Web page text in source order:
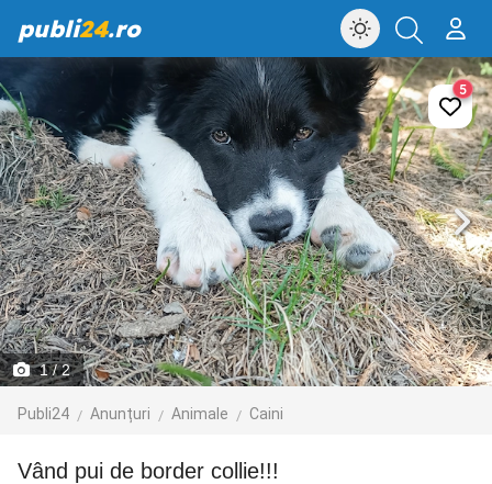
publi24.ro
1/ 2
Publi24 Anunțuri Animale Caini
5
Vând pui de border collie!!!